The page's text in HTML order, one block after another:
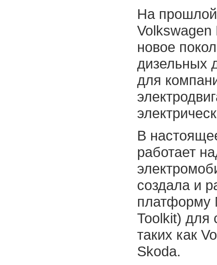
На прошлой
новое
дизельных
для
В
работает
создала и
платформу
Toolkit) для
таких как
Skoda.